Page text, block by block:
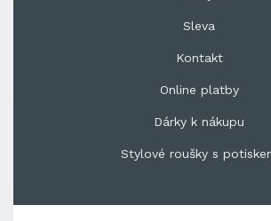
Sleva
Kontakt
Online platby
Dárky k nákupu
Stylové roušky s